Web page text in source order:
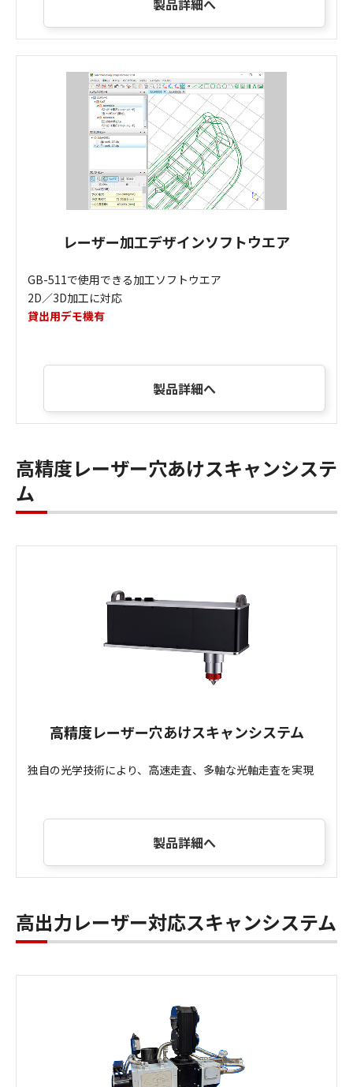
製品詳細へ
レーザー加工デザインソフトウエア
GB-511で使用できる加工ソフトウエア
2D／3D加工に対応
貸出用デモ機有
製品詳細へ
高精度レーザー穴あけスキャンシステ
ム
高精度レーザー穴あけスキャンシステム
独自の光学技術により、高速走査、多軸な光軸走査を実現
製品詳細へ
高出力レーザー対応スキャンシステム